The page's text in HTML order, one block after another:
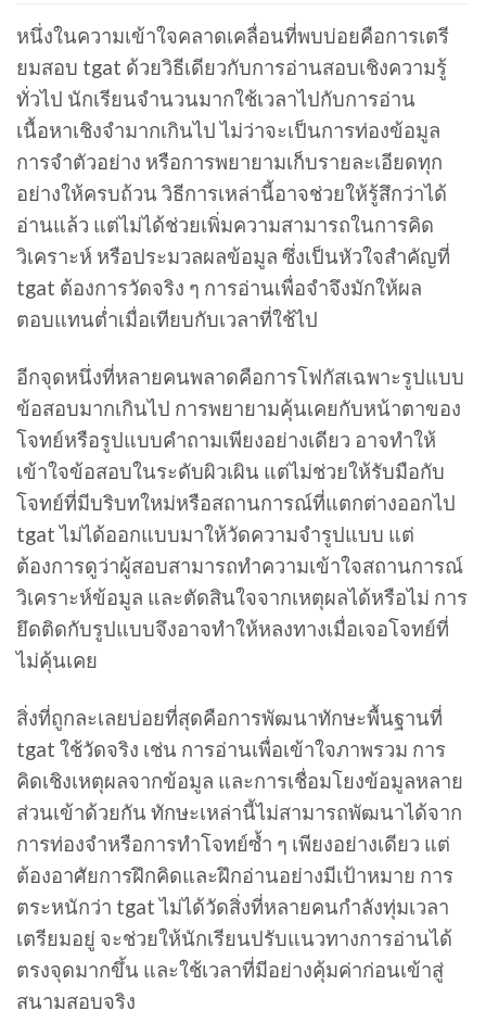
หนึ่งในความเข้าใจคลาดเคลื่อนที่พบบ่อยคือการเตรี
ยมสอบ tgat ด้วยวิธีเดียวกับการอ่านสอบเชิงความรู้
ทั่วไป นักเรียนจำนวนมากใช้เวลาไปกับการอ่าน
เนื้อหาเชิงจำมากเกินไป ไม่ว่าจะเป็นการท่องข้อมูล
การจำตัวอย่าง หรือการพยายามเก็บรายละเอียดทุก
อย่างให้ครบถ้วน วิธีการเหล่านี้อาจช่วยให้รู้สึกว่าได้
อ่านแล้ว แต่ไม่ได้ช่วยเพิ่มความสามารถในการคิด
วิเคราะห์ หรือประมวลผลข้อมูล ซึ่งเป็นหัวใจสำคัญที่
tgat ต้องการวัดจริง ๆ การอ่านเพื่อจำจึงมักให้ผล
ตอบแทนต่ำเมื่อเทียบกับเวลาที่ใช้ไป
อีกจุดหนึ่งที่หลายคนพลาดคือการโฟกัสเฉพาะรูปแบบ
ข้อสอบมากเกินไป การพยายามคุ้นเคยกับหน้าตาของ
โจทย์หรือรูปแบบคำถามเพียงอย่างเดียว อาจทำให้
เข้าใจข้อสอบในระดับผิวเผิน แต่ไม่ช่วยให้รับมือกับ
โจทย์ที่มีบริบทใหม่หรือสถานการณ์ที่แตกต่างออกไป
tgat ไม่ได้ออกแบบมาให้วัดความจำรูปแบบ แต่
ต้องการดูว่าผู้สอบสามารถทำความเข้าใจสถานการณ์
วิเคราะห์ข้อมูล และตัดสินใจจากเหตุผลได้หรือไม่ การ
ยึดติดกับรูปแบบจึงอาจทำให้หลงทางเมื่อเจอโจทย์ที่
ไม่คุ้นเคย
สิ่งที่ถูกละเลยบ่อยที่สุดคือการพัฒนาทักษะพื้นฐานที่
tgat ใช้วัดจริง เช่น การอ่านเพื่อเข้าใจภาพรวม การ
คิดเชิงเหตุผลจากข้อมูล และการเชื่อมโยงข้อมูลหลาย
ส่วนเข้าด้วยกัน ทักษะเหล่านี้ไม่สามารถพัฒนาได้จาก
การท่องจำหรือการทำโจทย์ซ้ำ ๆ เพียงอย่างเดียว แต่
ต้องอาศัยการฝึกคิดและฝึกอ่านอย่างมีเป้าหมาย การ
ตระหนักว่า tgat ไม่ได้วัดสิ่งที่หลายคนกำลังทุ่มเวลา
เตรียมอยู่ จะช่วยให้นักเรียนปรับแนวทางการอ่านได้
ตรงจุดมากขึ้น และใช้เวลาที่มีอย่างคุ้มค่าก่อนเข้าสู่
สนามสอบจริง